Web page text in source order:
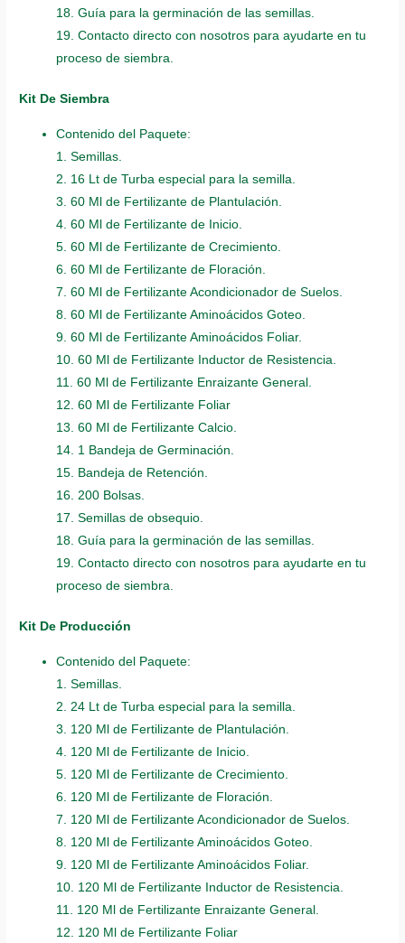
18. Guía para la germinación de las semillas.
19. Contacto directo con nosotros para ayudarte en tu
proceso de siembra.
Kit De Siembra
Contenido del Paquete:
1. Semillas.
2. 16 Lt de Turba especial para la semilla.
3. 60 Ml de Fertilizante de Plantulación.
4. 60 Ml de Fertilizante de Inicio.
5. 60 Ml de Fertilizante de Crecimiento.
6. 60 Ml de Fertilizante de Floración.
7. 60 Ml de Fertilizante Acondicionador de Suelos.
8. 60 Ml de Fertilizante Aminoácidos Goteo.
9. 60 Ml de Fertilizante Aminoácidos Foliar.
10. 60 Ml de Fertilizante Inductor de Resistencia.
11. 60 Ml de Fertilizante Enraizante General.
12. 60 Ml de Fertilizante Foliar
13. 60 Ml de Fertilizante Calcio.
14. 1 Bandeja de Germinación.
15. Bandeja de Retención.
16. 200 Bolsas.
17. Semillas de obsequio.
18. Guía para la germinación de las semillas.
19. Contacto directo con nosotros para ayudarte en tu
proceso de siembra.
Kit De Producción
Contenido del Paquete:
1. Semillas.
2. 24 Lt de Turba especial para la semilla.
3. 120 Ml de Fertilizante de Plantulación.
4. 120 Ml de Fertilizante de Inicio.
5. 120 Ml de Fertilizante de Crecimiento.
6. 120 Ml de Fertilizante de Floración.
7. 120 Ml de Fertilizante Acondicionador de Suelos.
8. 120 Ml de Fertilizante Aminoácidos Goteo.
9. 120 Ml de Fertilizante Aminoácidos Foliar.
10. 120 Ml de Fertilizante Inductor de Resistencia.
11. 120 Ml de Fertilizante Enraizante General.
12. 120 Ml de Fertilizante Foliar